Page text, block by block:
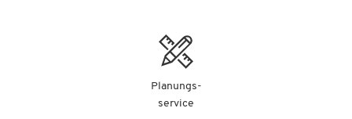
Planungs-
service